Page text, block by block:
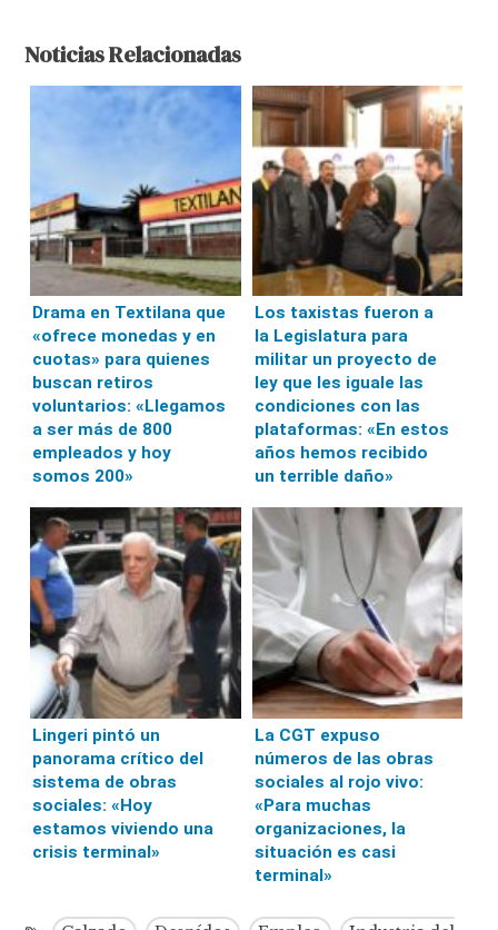
Noticias Relacionadas
Drama en Textilana que
«ofrece monedas y en
cuotas» para quienes
buscan retiros
voluntarios: «Llegamos
a ser más de 800
empleados y hoy
somos 200»
Los taxistas fueron a
la Legislatura para
militar un proyecto de
ley que les iguale las
condiciones con las
plataformas: «En estos
años hemos recibido
un terrible daño»
Lingeri pintó un
panorama crítico del
sistema de obras
sociales: «Hoy
estamos viviendo una
crisis terminal»
La CGT expuso
números de las obras
sociales al rojo vivo:
«Para muchas
organizaciones, la
situación es casi
terminal»